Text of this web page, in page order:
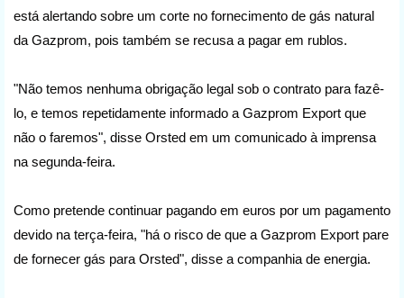
está alertando sobre um corte no fornecimento de gás natural
da Gazprom, pois também se recusa a pagar em rublos.
"Não temos nenhuma obrigação legal sob o contrato para fazê-
lo, e temos repetidamente informado a Gazprom Export que
não o faremos", disse Orsted em um comunicado à imprensa
na segunda-feira.
Como pretende continuar pagando em euros por um pagamento
devido na terça-feira, "há o risco de que a Gazprom Export pare
de fornecer gás para Orsted", disse a companhia de energia.